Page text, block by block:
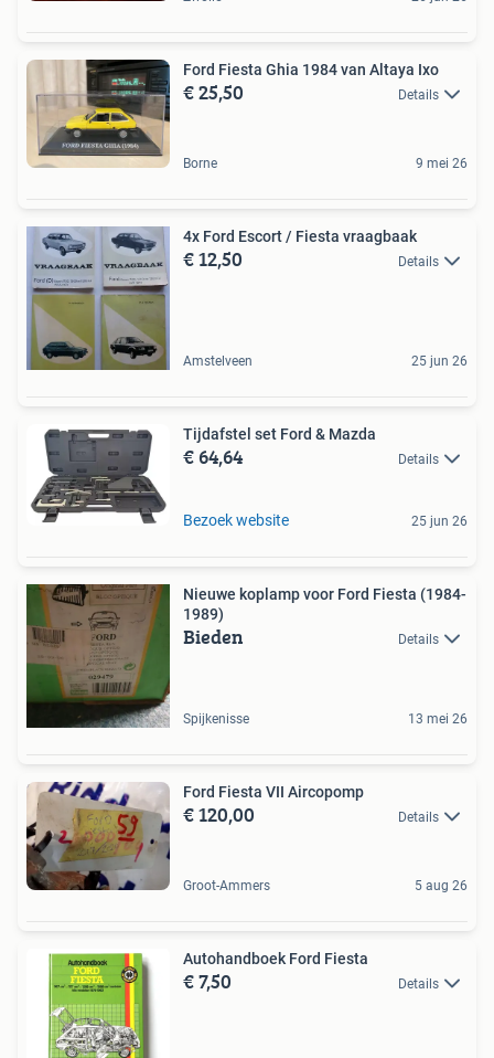
Ford Fiesta Ghia 1984 van Altaya Ixo
€ 25,50 Details
Borne 9 mei 26
4x Ford Escort / Fiesta vraagbaak
€ 12,50 Details
Amstelveen 25 jun 26
Tijdafstel set Ford & Mazda
€ 64,64 Details
Bezoek website 25 jun 26
Nieuwe koplamp voor Ford Fiesta (1984-
1989)
Bieden Details
Spijkenisse 13 mei 26
Ford Fiesta VII Aircopomp
€ 120,00 Details
Groot-Ammers 5 aug 26
Autohandboek Ford Fiesta
€ 7,50 Details